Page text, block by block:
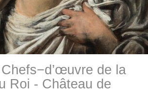
de la
Roi - Château de